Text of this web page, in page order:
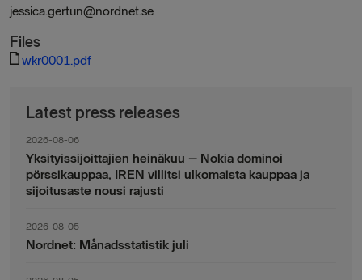
jessica.gertun@nordnet.se
Files
wkr0001.pdf
Latest press releases
2026-08-06
Yksityissijoittajien heinäkuu – Nokia dominoi
pörssikauppaa, IREN villitsi ulkomaista kauppaa ja
sijoitusaste nousi rajusti
2026-08-05
Nordnet: Månadsstatistik juli